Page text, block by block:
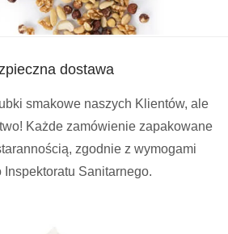
dostawa
smakowe naszych Klientów, ale
Każde zamówienie zapakowane
zgodnie z wymogami
Inspektoratu Sanitarnego.